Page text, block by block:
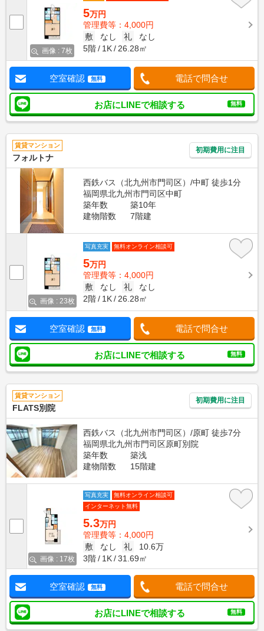
画像 : 7枚
5万円
管理費等：4,000円
敷
なし 礼
なし
5階
1K 26.28㎡
空室確認 無料 電話で問合せ
お店にLINEで相談する 無料
賃貸マンション
フォルトナ
初期費用に注目
西鉄バス（北九州市門司区）/中町 徒歩1分
福岡県北九州市門司区中町
築年数
築10年
建物階数
7階建
画像 : 23枚
写真充実 無料オンライン相談可
5万円
管理費等：4,000円
敷
なし 礼
なし
2階
1K 26.28㎡
空室確認 無料 電話で問合せ
お店にLINEで相談する 無料
賃貸マンション
FLATS別院
初期費用に注目
西鉄バス（北九州市門司区）/原町 徒歩7分
福岡県北九州市門司区原町別院
築年数
築浅
建物階数
15階建
画像 : 17枚
写真充実
無料オンライン相談可
インターネット無料
5.3万円
管理費等：4,000円
敷
なし 礼
10.6万
3階
1K 31.69㎡
空室確認 無料 電話で問合せ
お店にLINEで相談する 無料